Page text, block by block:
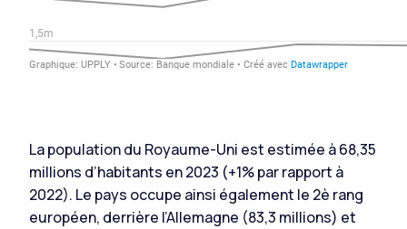
La population du Royaume-Uni est estimée à 68,35
millions d’habitants en 2023 (+1% par rapport à
2022). Le pays occupe ainsi également le 2è rang
européen, derrière l’Allemagne (83,3 millions) et